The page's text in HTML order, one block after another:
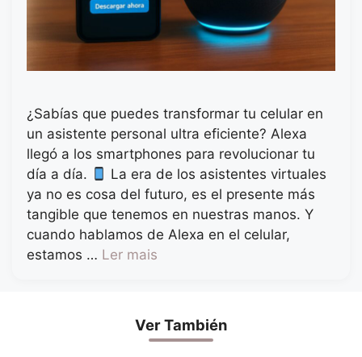
¿Sabías que puedes transformar tu celular en
un asistente personal ultra eficiente? Alexa
llegó a los smartphones para revolucionar tu
día a día.
La era de los asistentes virtuales
ya no es cosa del futuro, es el presente más
tangible que tenemos en nuestras manos. Y
cuando hablamos de Alexa en el celular,
estamos … Ler mais
Ver También